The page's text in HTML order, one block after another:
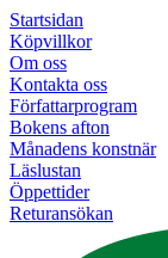
Startsidan
Köpvillkor
Om oss
Kontakta oss
Författarprogram
Bokens afton
Månadens konstnär
Läslustan
Öppettider
Returansökan